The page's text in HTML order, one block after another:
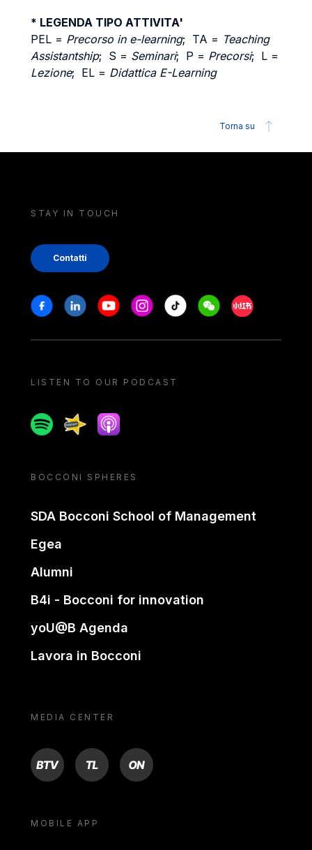
* LEGENDA TIPO ATTIVITA'
PEL = Precorso in e-learning; TA = Teaching
Assistantship; S = Seminari; P = Precorsi; L =
Lezione; EL = Didattica E-Learning
Torna su
STAY IN TOUCH
Contatti
Stay in touch
FacebookLinkedinYoutubeInstagram
Tiktok WeechatXiaohongshu/
LISTEN TO OUR PODCAST
SpotifySpreakerApple podcast
BOCCONI SPHERES
SDA Bocconi School of Management
Egea
Alumni
B4i - Bocconi for innovation
yoU@B Agenda
Lavora in Bocconi
MEDIA CENTER
BTV TL ON
MOBILE APP